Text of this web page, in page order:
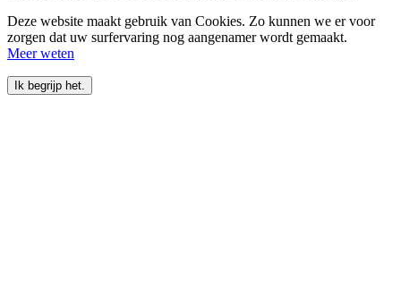
Deze website maakt gebruik van Cookies. Zo kunnen we er voor
zorgen dat uw surfervaring nog aangenamer wordt gemaakt.
Meer weten
Ik begrijp het.